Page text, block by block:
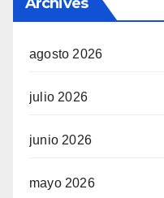
agosto 2026
julio 2026
junio 2026
mayo 2026